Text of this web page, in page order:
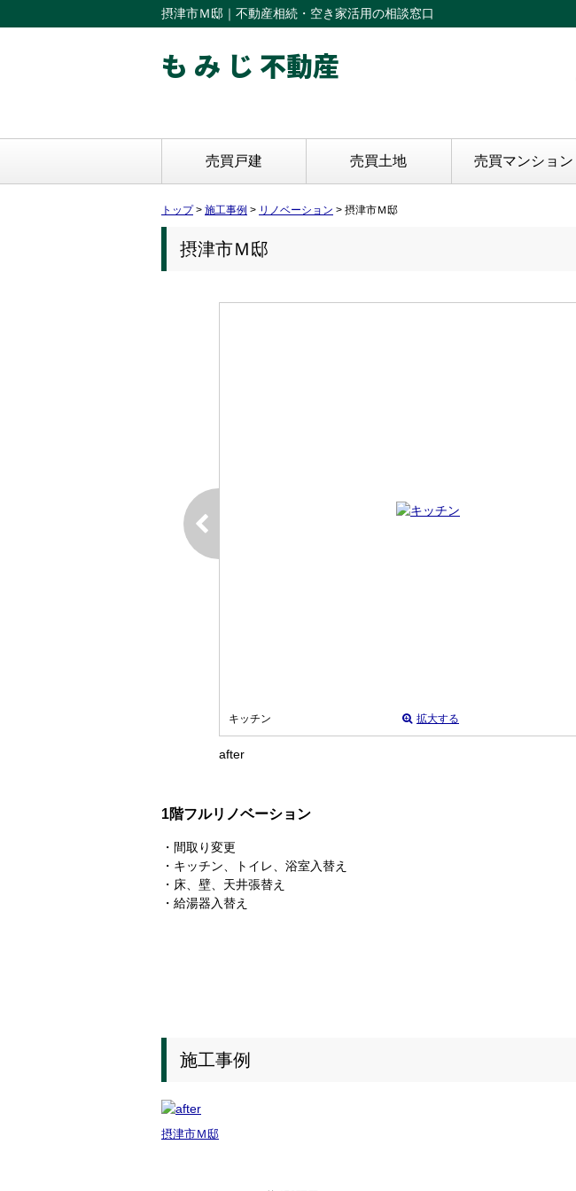
摂津市Ｍ邸｜不動産相続・空き家活用の相談窓口
も み じ 不動産
売買戸建 売買土地 売買マンション
トップ> 施工事例 > リノベーション > 摂津市Ｍ邸
摂津市Ｍ邸
キッチン 拡大する
after
1階フルリノベーション
・間取り変更
・キッチン、トイレ、浴室入替え
・床、壁、天井張替え
・給湯器入替え
施工事例
摂津市Ｍ邸